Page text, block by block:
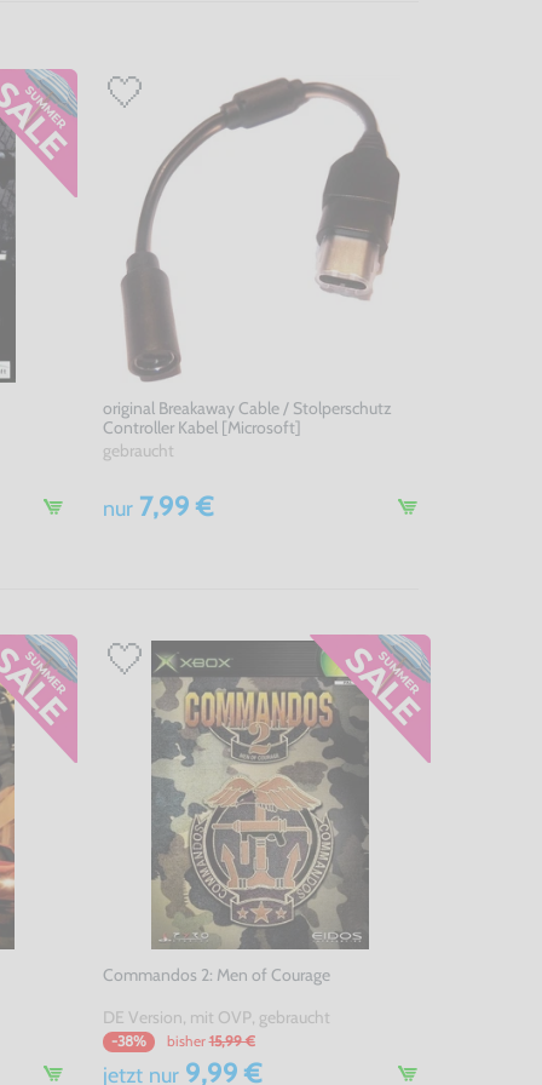
original Breakaway Cable / Stolperschutz
Controller Kabel [Microsoft]
gebraucht
nur7,99 €
Commandos 2: Men of Courage
DE Version, mit OVP, gebraucht
-38% bisher 15,99 €
jetzt nur9,99 €